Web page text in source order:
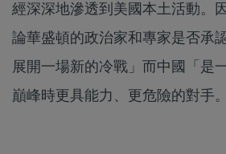
經深深地滲透到美國本土活動。
論華盛頓的政治家和專家是否承
展開一場新的冷戰」而中國「是
巔峰時更具能力、更危險的對手。